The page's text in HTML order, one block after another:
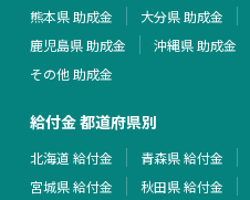
熊本県 助成金
大分県 助成金
鹿児島県 助成金
沖縄県 助成金
その他 助成金
給付金 都道府県別
北海道 給付金 青森県 給付金
宮城県 給付金
秋田県 給付金